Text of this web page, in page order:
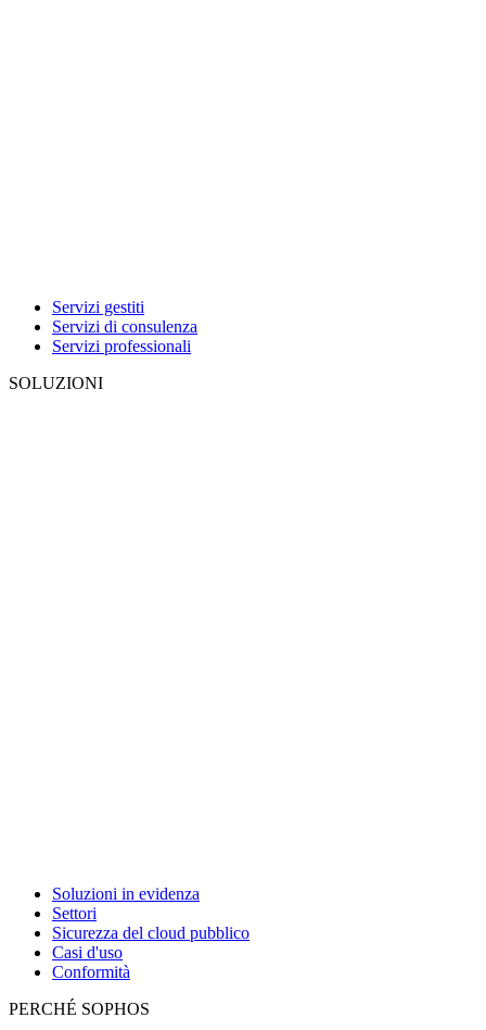
Servizi gestiti
Servizi di consulenza
Servizi professionali
SOLUZIONI
Soluzioni in evidenza
Settori
Sicurezza del cloud pubblico
Casi d'uso
Conformità
PERCHÉ SOPHOS